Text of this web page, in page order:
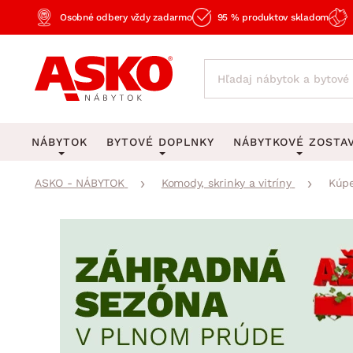
Osobné odbery vždy zadarmo 95 % produktov skladom
NÁBYTOK
Obývacia izba
Spálňa
BYTOVÉ DOPLNKY
KOBERCE
Veľké a stredné koberce
Detské koberce
Kúpeľňové predložky
OSVETLENIE
Stolové lampy a
Lustre a závesné
Zobrazit vše
NÁBYTKOVÉ
Obývacie
Spálňové
Kancelárske
Kuchynské
Detské
Predsieňové
ASKO - NÁBYTOK Komody, skrinky a vitríny